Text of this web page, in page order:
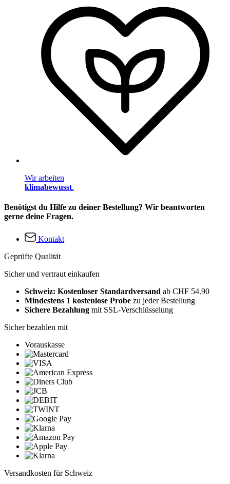
Wir arbeiten
klimabewusst.
Benötigst du Hilfe zu deiner Bestellung? Wir beantworten
gerne deine Fragen.
Kontakt
Geprüfte Qualität
Sicher und vertraut einkaufen
Schweiz: Kostenloser Standardversand ab CHF 54.90
Mindestens 1 kostenlose Probe zu jeder Bestellung
Sichere Bezahlung mit SSL-Verschlüsselung
Sicher bezahlen mit
Vorauskasse
Versandkosten für Schweiz